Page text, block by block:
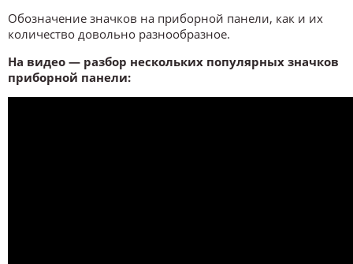
Обозначение значков на приборной панели, как и их
количество довольно разнообразное.
На видео — разбор нескольких популярных значков
приборной панели: